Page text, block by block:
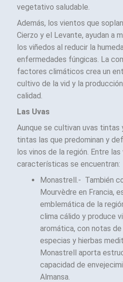
vegetativo saludable.
Además, los vientos que
Cierzo y el Levante, ayudan a
los viñedos al reducir la
enfermedades fúngicas. La
factores climáticos crea un
cultivo de la vid y la
calidad.
Las Uvas
Aunque se cultivan uvas tintas
tintas las que predominan y
los vinos de la región. Entre
características se encuentran:
Monastrell.- También
Mourvèdre en Francia,
emblemática de la
clima cálido y produce
aromática, con notas
especias y hierbas
Monastrell aporta
capacidad de
Almansa.